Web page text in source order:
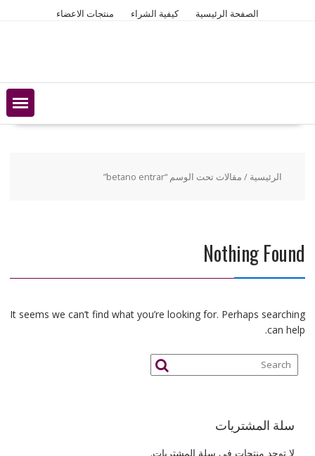
الصفحة الرئيسية كيفية الشراء منتجات الاعضاء
الرئيسية / مقالات تحت الوسم “betano entrar”
Nothing Found
It seems we can’t find what you’re looking for. Perhaps searching
can help.
سلة المشتريات
لا توجد منتجات في سلة المشتريات.